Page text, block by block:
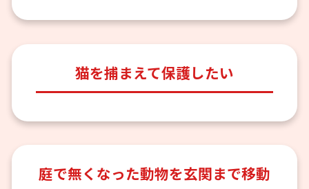
猫を捕まえて保護したい
庭で無くなった動物を玄関まで移動